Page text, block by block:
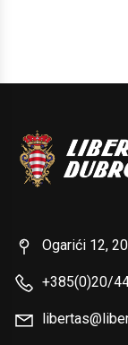
Ogarići 12,
+385(0)20/